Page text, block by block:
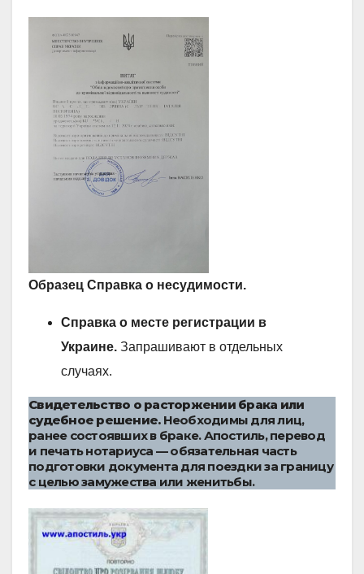
Образец Справка о несудимости.
Справка о месте регистрации в
Украине. Запрашивают в отдельных
случаях.
Свидетельство о расторжении брака или
судебное решение.Необходимы для лиц,
ранее состоявших в браке. Апостиль, перевод
и печать нотариуса — обязательная часть
подготовки документа для поездки за границу
с целью замужества или женитьбы.